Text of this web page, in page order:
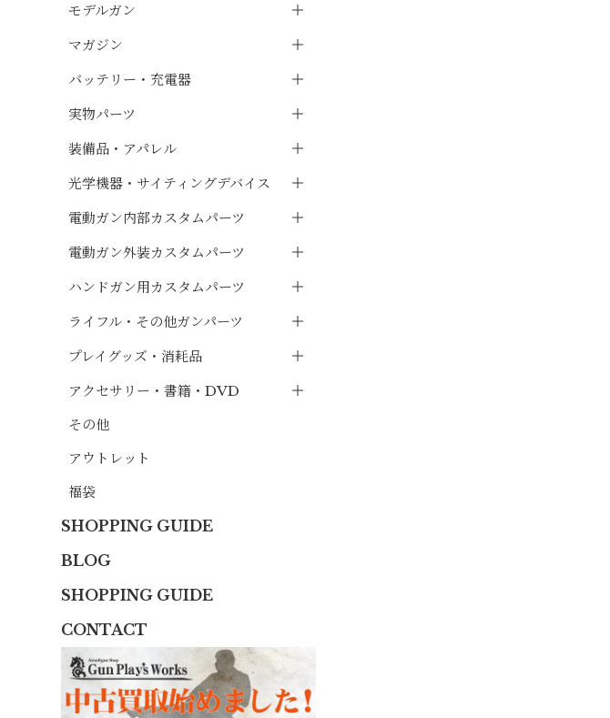
モデルガン
マガジン
バッテリー・充電器
実物パーツ
装備品・アパレル
光学機器・サイティングデバイス
電動ガン内部カスタムパーツ
電動ガン外装カスタムパーツ
ハンドガン用カスタムパーツ
ライフル・その他ガンパーツ
プレイグッズ・消耗品
アクセサリー・書籍・DVD
その他
アウトレット
福袋
SHOPPING GUIDE
BLOG
SHOPPING GUIDE
CONTACT